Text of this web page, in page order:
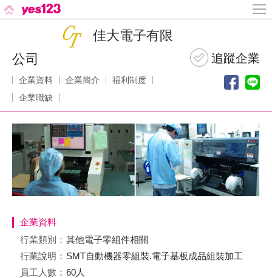
佳大電子有限
公司
企業資料 企業簡介
福利制度
企業職缺
企業資料
行業類別： 其他電子零組件相關
行業說明： SMT自動機器零組裝.電子基板成品組裝加工
員工人數： 60人